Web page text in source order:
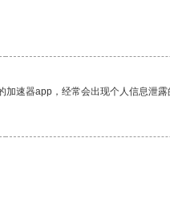
速器app，经常会出现个人信息泄露